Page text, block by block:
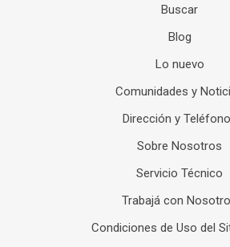
Buscar
Blog
Lo nuevo
Comunidades y
Dirección y
Sobre Nosotros
Servicio Técnico
Trabajá con
Condiciones de Uso del